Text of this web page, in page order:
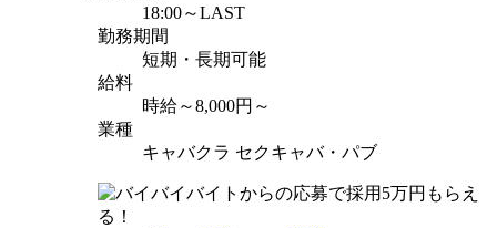
18:00～LAST
勤務期間
短期・長期可能
給料
時給～8,000円～
業種
キャバクラ セクキャバ・パブ